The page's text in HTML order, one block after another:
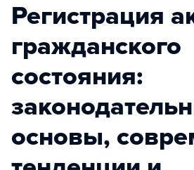
Регистрация
гражданского
состояния:
основы,